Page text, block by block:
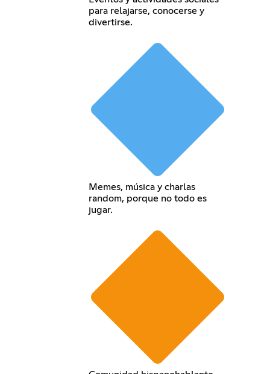
para relajarse, conocerse y
divertirse.
Memes, música y charlas
random, porque no todo es
jugar.